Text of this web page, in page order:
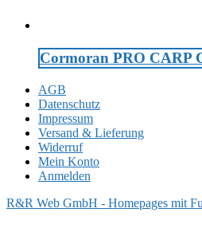
Cormoran PRO CARP
AGB
Datenschutz
Impressum
Versand & Lieferung
Widerruf
Mein Konto
Anmelden
R&R Web GmbH - Homepages mit